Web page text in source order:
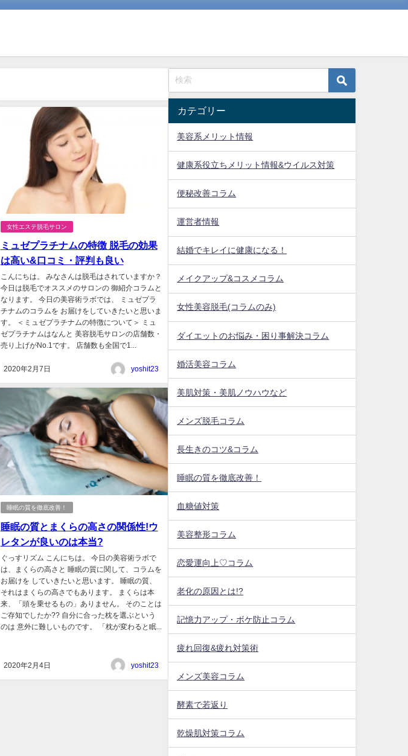
女性エステ脱毛サロン
ミュゼプラチナムの特徴 脱毛の効果
は高い&口コミ・評判も良い
こんにちは。 みなさんは脱毛はされていますか？
今日は脱毛でオススメのサロンの 御紹介コラムと
なります。 今日の美容術ラボでは、 ミュゼプラ
チナムのコラムを お届けをしていきたいと思いま
す。 ＜ミュゼプラチナムの特徴について＞ ミュ
ゼプラチナムはなんと 美容脱毛サロンの店舗数・
売り上げがNo.1です。 店舗数も全国で1...
2020年2月7日 yoshit23
睡眠の質を徹底改善！
睡眠の質とまくらの高さの関係性!ウ
レタンが良いのは本当?
ぐっすリズム こんにちは。 今日の美容術ラボで
は、まくらの高さと 睡眠の質に関して、コラムを
お届けを していきたいと思います。 睡眠の質、
それはまくらの高さでもあります。 まくらは本
来、「頭を乗せるもの」ありません。 そのことは
ご存知でしたか?? 自分に合った枕を選ぶという
のは 意外に難しいものです。 「枕が変わると眠...
2020年2月4日 yoshit23
カテゴリー
美容系メリット情報
健康系役立ちメリット情報&ウイルス対策
便秘改善コラム
運営者情報
結婚でキレイに健康になる！
メイクアップ&コスメコラム
女性美容脱毛(コラムのみ)
ダイエットのお悩み・困り事解決コラム
婚活美容コラム
美肌対策・美肌ノウハウなど
メンズ脱毛コラム
長生きのコツ&コラム
睡眠の質を徹底改善！
血糖値対策
美容整形コラム
恋愛運向上♡コラム
老化の原因とは!?
記憶力アップ・ボケ防止コラム
疲れ回復&疲れ対策術
メンズ美容コラム
酵素で若返り
乾燥肌対策コラム